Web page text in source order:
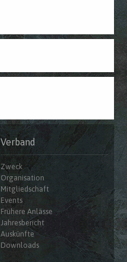
Verband
Zweck
Organisation
Mitgliedschaft
Events
Frühere Anlässe
Jahresbericht
Auskünfte
Downloads